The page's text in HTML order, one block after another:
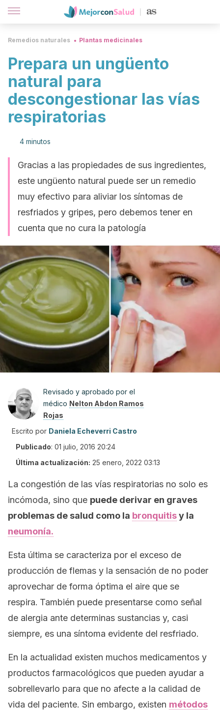
Remedios naturales Plantas medicinales
Prepara un ungüento
natural para
descongestionar las vías
respiratorias
4 minutos
Gracias a las propiedades de sus ingredientes,
este ungüento natural puede ser un remedio
muy efectivo para aliviar los síntomas de
resfriados y gripes, pero debemos tener en
cuenta que no cura la patología
Revisado y aprobado por el
médico Nelton Abdon Ramos
Rojas
Escrito por Daniela Echeverri Castro
Publicado: 01 julio, 2016 20:24
Última actualización: 25 enero, 2022 03:13
La congestión de las vías respiratorias no solo es
incómoda, sino que puede derivar en graves
problemas de salud como la bronquitisy la
neumonía.
Esta última se caracteriza por el exceso de
producción de flemas y la sensación de no poder
aprovechar de forma óptima el aire que se
respira. También puede presentarse como señal
de alergia ante determinas sustancias y, casi
siempre, es una síntoma evidente del resfriado.
En la actualidad existen muchos medicamentos y
productos farmacológicos que pueden ayudar a
sobrellevarlo para que no afecte a la calidad de
vida del paciente. Sin embargo, existen métodos